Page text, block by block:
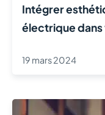
Intégrer
électrique
19 mars 2024